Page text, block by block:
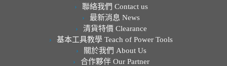
聯絡我們 Contact us
最新消息 News
清貨特價 Clearance
基本工具教學 Teach of Power Tools
關於我們 About Us
合作夥伴 Our Partner